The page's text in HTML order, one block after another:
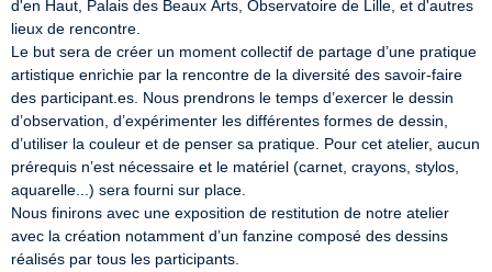
d'en Haut, Palais des Beaux Arts, Observatoire de Lille, et d'autres
lieux de rencontre.
Le but sera de créer un moment collectif de partage d’une pratique
artistique enrichie par la rencontre de la diversité des savoir-faire
des participant.es. Nous prendrons le temps d’exercer le dessin
d’observation, d’expérimenter les différentes formes de dessin,
d’utiliser la couleur et de penser sa pratique. Pour cet atelier, aucun
prérequis n’est nécessaire et le matériel (carnet, crayons, stylos,
aquarelle...) sera fourni sur place.
Nous finirons avec une exposition de restitution de notre atelier
avec la création notamment d’un fanzine composé des dessins